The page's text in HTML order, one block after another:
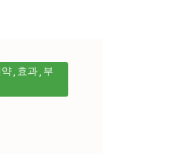
약 효과 부